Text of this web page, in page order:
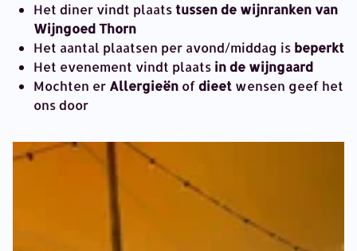
Het diner vindt plaatstussen de wijnranken van
Wijngoed Thorn
Het aantal plaatsen per avond/middag is beperkt
Het evenement vindt plaats in de wijngaard
Mochten er Allergieën ofdieet wensen geef het
ons door